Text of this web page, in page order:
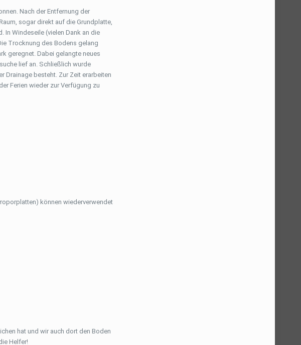
Nach der Entfernung der
sogar direkt auf die Grundplatte,
Windeseile (vielen Dank an die
Trocknung des Bodens gelang
geregnet. Dabei gelangte neues
lief an. Schließlich wurde
Drainage besteht. Zur Zeit erarbeiten
Ferien wieder zur Verfügung zu
können wiederverwendet
hat und wir auch dort den Boden
Helfer!